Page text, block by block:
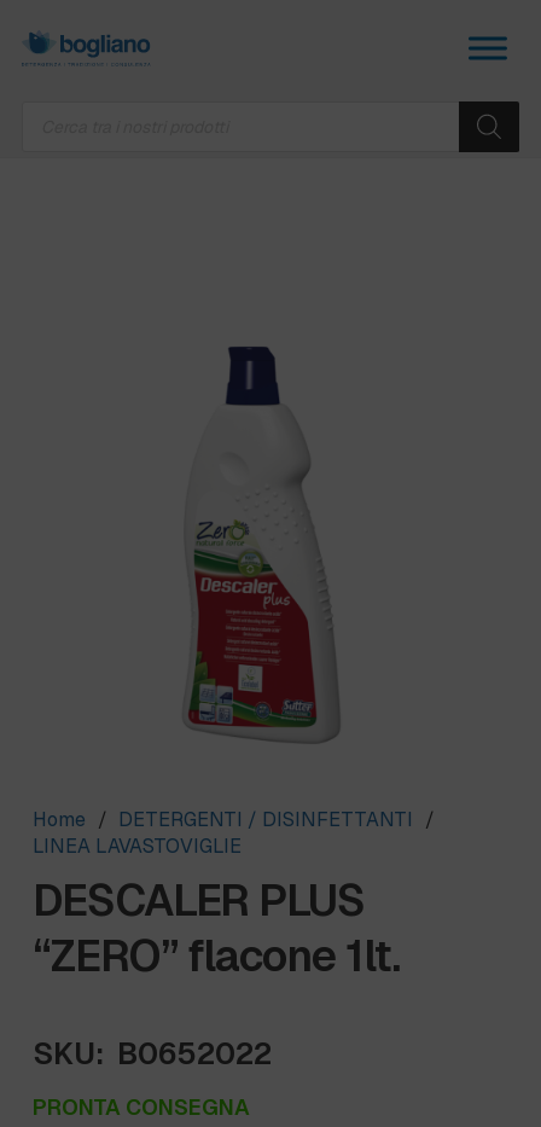
Home / DETERGENTI / DISINFETTANTI
/
LINEA LAVASTOVIGLIE
DESCALER PLUS
“ZERO” flacone 1lt.
SKU: B0652022
PRONTA CONSEGNA